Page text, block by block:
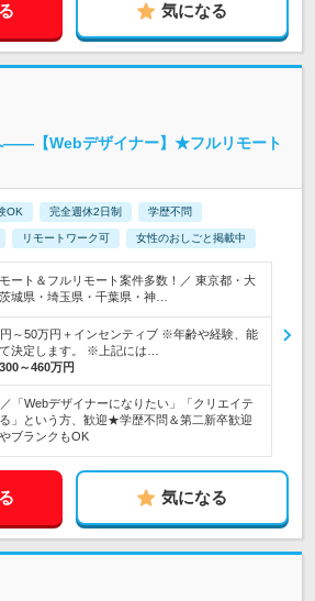
気になる
――【Webデザイナー】★フルリモート
OK 完全週休2日制 学歴不問
リモートワーク可 女性のおしごと掲載中
ート＆フルリモート案件多数！／ 東京都・大
城県・埼玉県・千葉県・神…
～50万円＋インセンティブ ※年齢や経験、能
決定します。 ※上記には…
300～460万円
「Webデザイナーになりたい」「クリエイテ
」という方、歓迎★学歴不問＆第二新卒歓迎
ブランクもOK
気になる